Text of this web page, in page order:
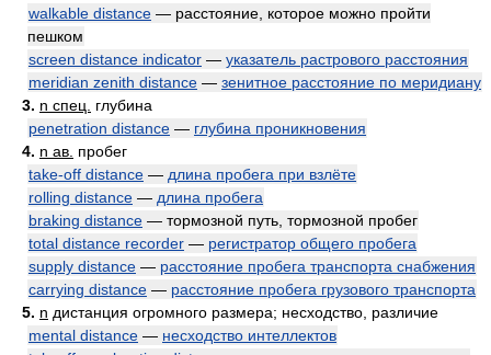
walkable distance — расстояние, которое можно пройти
пешком
screen distance indicator — указатель растрового расстояния
meridian zenith distance — зенитное расстояние по меридиану
3. n спец.
глубина
penetration distance — глубина проникновения
4. n ав. пробег
take-off distance — длина пробега при взлёте
rolling distance — длина пробега
braking distance — тормозной путь, тормозной пробег
total distance recorder — регистратор общего пробега
supply distance — расстояние пробега транспорта снабжения
carrying distance — расстояние пробега грузового транспорта
5. n дистанция огромного размера; несходство, различие
mental distance — несходство интеллектов